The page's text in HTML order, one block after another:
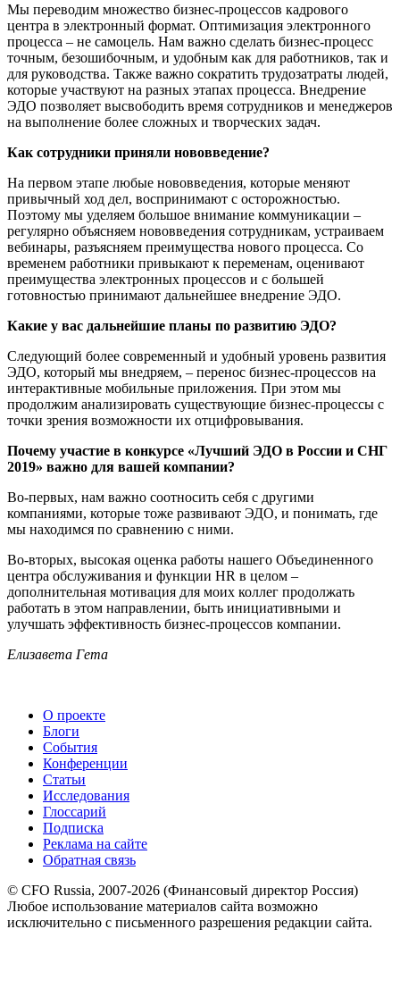
Мы переводим множество бизнес-процессов кадрового
центра в электронный формат. Оптимизация электронного
процесса – не самоцель. Нам важно сделать бизнес-процесс
точным, безошибочным, и удобным как для работников, так и
для руководства. Также важно сократить трудозатраты людей,
которые участвуют на разных этапах процесса. Внедрение
ЭДО позволяет высвободить время сотрудников и менеджеров
на выполнение более сложных и творческих задач.
Как сотрудники приняли нововведение?
На первом этапе любые нововведения, которые меняют
привычный ход дел, воспринимают с осторожностью.
Поэтому мы уделяем большое внимание коммуникации –
регулярно объясняем нововведения сотрудникам, устраиваем
вебинары, разъясняем преимущества нового процесса. Со
временем работники привыкают к переменам, оценивают
преимущества электронных процессов и с большей
готовностью принимают дальнейшее внедрение ЭДО.
Какие у вас дальнейшие планы по развитию ЭДО?
Следующий более современный и удобный уровень развития
ЭДО, который мы внедряем, – перенос бизнес-процессов на
интерактивные мобильные приложения. При этом мы
продолжим анализировать существующие бизнес-процессы с
точки зрения возможности их отцифровывания.
Почему участие в конкурсе «Лучший ЭДО в России и СНГ
2019» важно для вашей компании?
Во-первых, нам важно соотносить себя с другими
компаниями, которые тоже развивают ЭДО, и понимать, где
мы находимся по сравнению с ними.
Во-вторых, высокая оценка работы нашего Объединенного
центра обслуживания и функции HR в целом –
дополнительная мотивация для моих коллег продолжать
работать в этом направлении, быть инициативными и
улучшать эффективность бизнес-процессов компании.
Елизавета Гета
О проекте
Блоги
События
Конференции
Статьи
Исследования
Глоссарий
Подписка
Реклама на сайте
Обратная связь
© CFO Russia, 2007-2026 (Финансовый директор Россия)
Любое использование материалов сайта возможно
исключительно с письменного разрешения редакции сайта.